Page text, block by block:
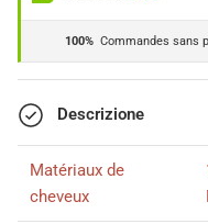
100% Commandes sans
Descrizione
Matériaux de
cheveux